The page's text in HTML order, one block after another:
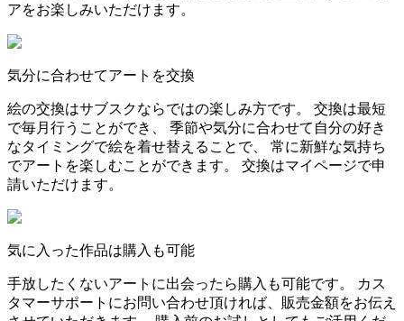
アをお楽しみいただけます。
気分に合わせてアートを交換
絵の交換はサブスクならではの楽しみ方です。 交換は最短
で毎月行うことができ、 季節や気分に合わせて自分の好き
なタイミングで絵を着せ替えることで、 常に新鮮な気持ち
でアートを楽しむことができます。 交換はマイページで申
請いただけます。
気に入った作品は購入も可能
手放したくないアートに出会ったら購入も可能です。 カス
タマーサポートにお問い合わせ頂ければ、販売金額をお伝え